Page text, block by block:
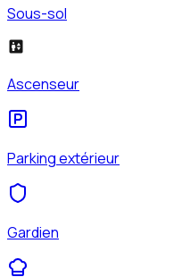
Sous-sol
Ascenseur
Parking extérieur
Gardien